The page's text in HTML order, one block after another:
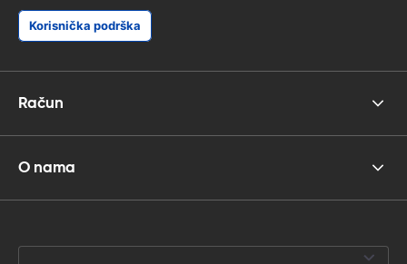
Korisnička podrška
Račun
O nama